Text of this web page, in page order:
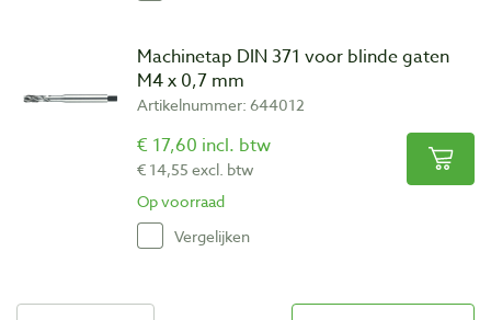
Machinetap DIN 371 voor blinde gaten
M4 x 0,7 mm
Artikelnummer: 644012
€ 17,60 incl. btw
€ 14,55 excl. btw
Op voorraad
Vergelijken